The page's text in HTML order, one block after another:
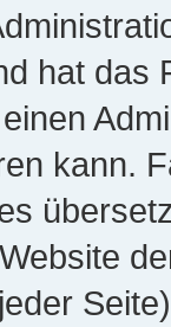
hat das
kann.